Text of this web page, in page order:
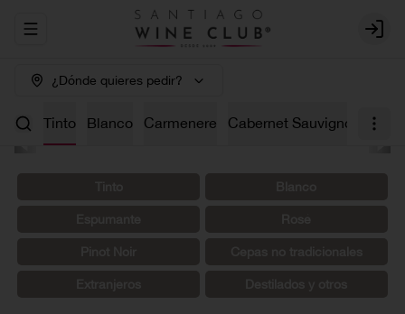
Abrir menu de navegación Login
¿Dónde quieres pedir?
🤑 Tinto Blanco Carmenere Cabernet Sauvignon